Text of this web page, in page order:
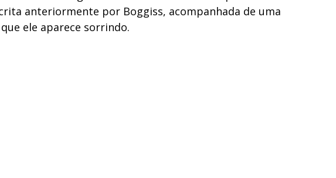
anteriormente por Boggiss, acompanhada de uma
ele aparece sorrindo.